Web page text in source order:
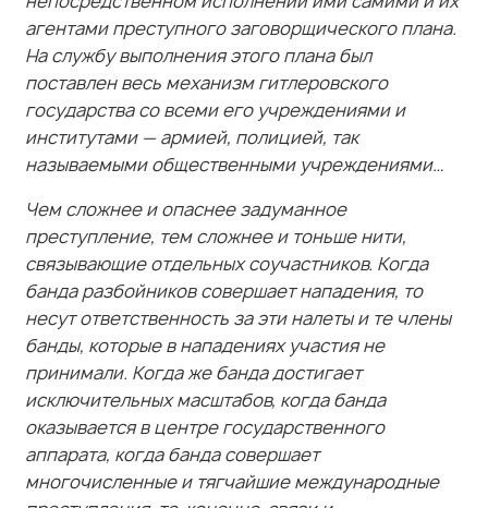
На службу выполнения этого плана был
поставлен весь механизм гитлеровского
государства со всеми его учреждениями и
институтами — армией, полицией, так
называемыми общественными учреждениями…
Чем сложнее и опаснее задуманное
связывающие отдельных соучастников. Когда
банда разбойников совершает нападения, то
несут ответственность за эти налеты и те члены
банды, которые в нападениях участия не
принимали. Когда же банда достигает
исключительных масштабов, когда банда
оказывается в центре государственного
аппарата, когда банда совершает
многочисленные и тягчайшие международные
преступления, то, конечно, связи и
взаимоотношения участников банды